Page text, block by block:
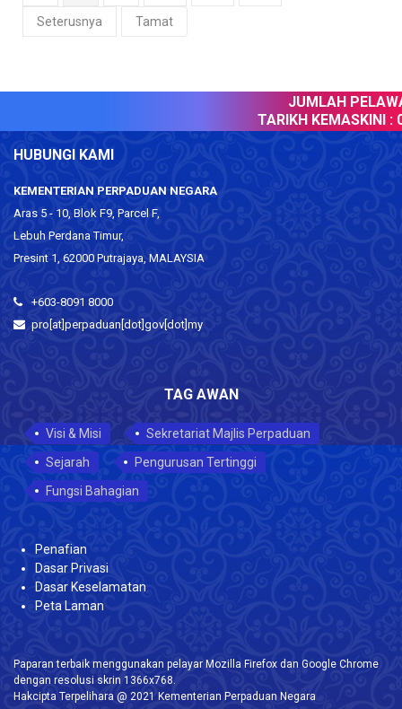
Seterusnya Tamat
JUMLAH
TARIKH KEMASKINI :
HUBUNGI KAMI
KEMENTERIAN PERPADUAN NEGARA
Aras 5 - 10, Blok F9, Parcel F,
Lebuh Perdana Timur,
Presint 1, 62000 Putrajaya, MALAYSIA
+603-8091 8000
pro[at]perpaduan[dot]gov[dot]my
TAG AWAN
Visi & Misi
Sekretariat Majlis Perpaduan
Sejarah
Pengurusan Tertinggi
Fungsi Bahagian
Penafian
Dasar Privasi
Dasar Keselamatan
Peta Laman
Paparan terbaik menggunakan pelayar Mozilla Firefox dan Google Chrome
dengan resolusi skrin 1366x768.
Hakcipta Terpelihara @ 2021 Kementerian Perpaduan Negara